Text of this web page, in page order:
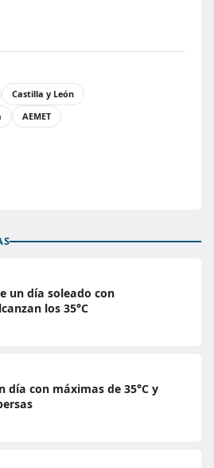
Castilla y León
AEMET
un día soleado con
los 35°C
con máximas de 35°C y